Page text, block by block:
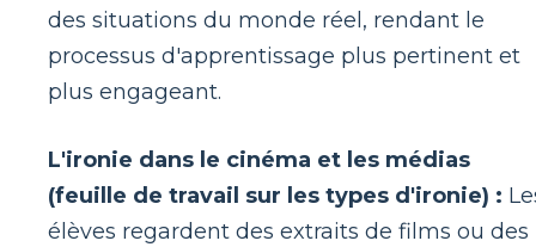
des situations du monde réel, rendant le
processus d'apprentissage plus pertinent et
plus engageant.
L'ironie dans le cinéma et les médias
(feuille de travail sur les types d'ironie) :
élèves regardent des extraits de films ou des